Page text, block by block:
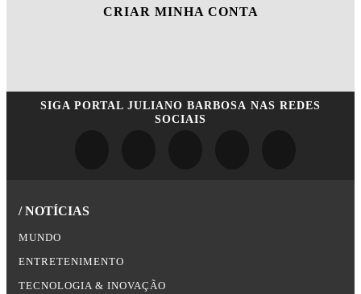
CRIAR MINHA CONTA
SIGA PORTAL JULIANO BARBOSA NAS REDES
SOCIAIS
/ NOTÍCIAS
MUNDO
ENTRETENIMENTO
TECNOLOGIA & INOVAÇÃO